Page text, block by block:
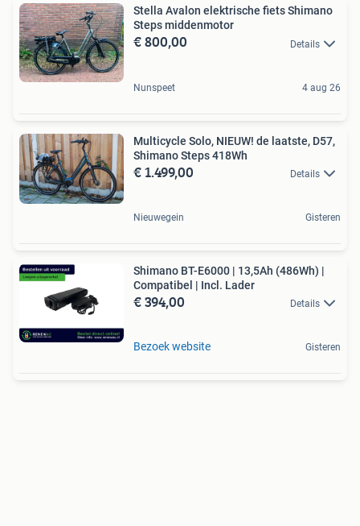
Stella Avalon elektrische fiets Shimano
Steps middenmotor
€ 800,00 Details
Nunspeet 4 aug 26
Multicycle Solo, NIEUW! de laatste, D57,
Shimano Steps 418Wh
€ 1.499,00 Details
Nieuwegein Gisteren
Shimano BT-E6000 | 13,5Ah (486Wh) |
Compatibel | Incl. Lader
€ 394,00 Details
Bezoek website Gisteren